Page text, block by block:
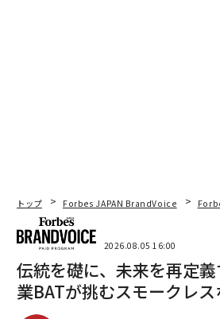
トップ Forbes JAPAN BrandVoice
2026.08.05 16:00
伝統を礎に、未来を再定
業BATが挑むスモークレ